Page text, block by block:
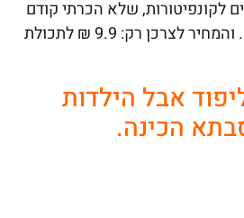
לקונפיטורות, שלא הכרתי קודם
בישראל כמו החבושים. והמחיר לצרכן רק: 9.9 ₪ לתכולת
אבל הילדות
הכינה.